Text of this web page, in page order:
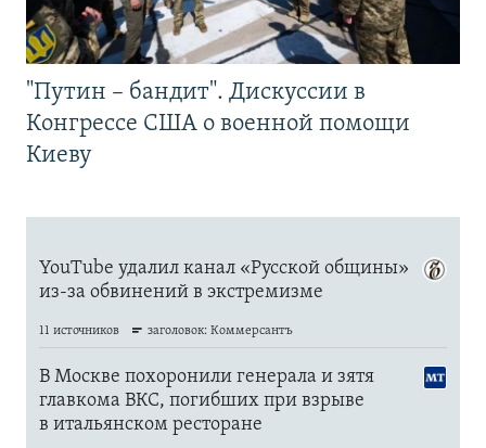
"Путин – бандит". Дискуссии в
Конгрессе США о военной помощи
Киеву